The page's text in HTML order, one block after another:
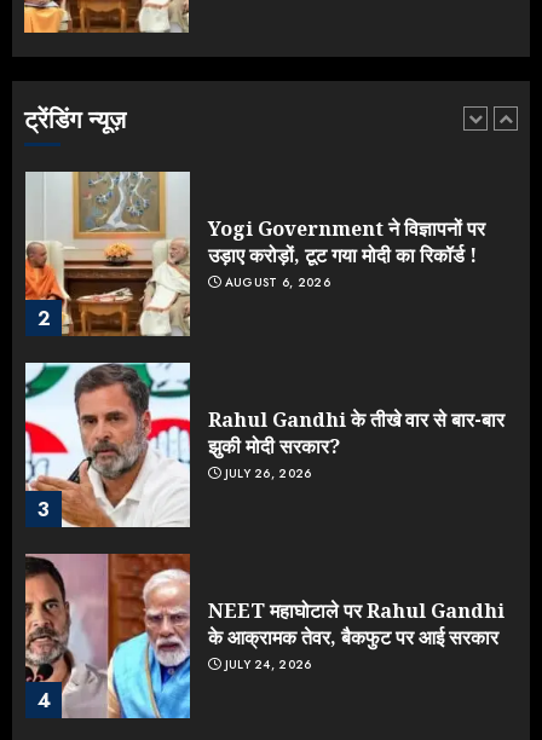
ट्रेंडिंग न्यूज़
1
लड़ाई, यूपी चुनाव में भाजपा उठाएगी भारी
नुकसान
2
Yogi Government ने विज्ञापनों पर
उड़ाए करोड़ों, टूट गया मोदी का रिकॉर्ड !
AUGUST 6, 2026
3
Rahul Gandhi के तीखे वार से बार-बार
झुकी मोदी सरकार?
JULY 26, 2026
4
NEET महाघोटाले पर Rahul Gandhi
के आक्रामक तेवर, बैकफुट पर आई सरकार
JULY 24, 2026